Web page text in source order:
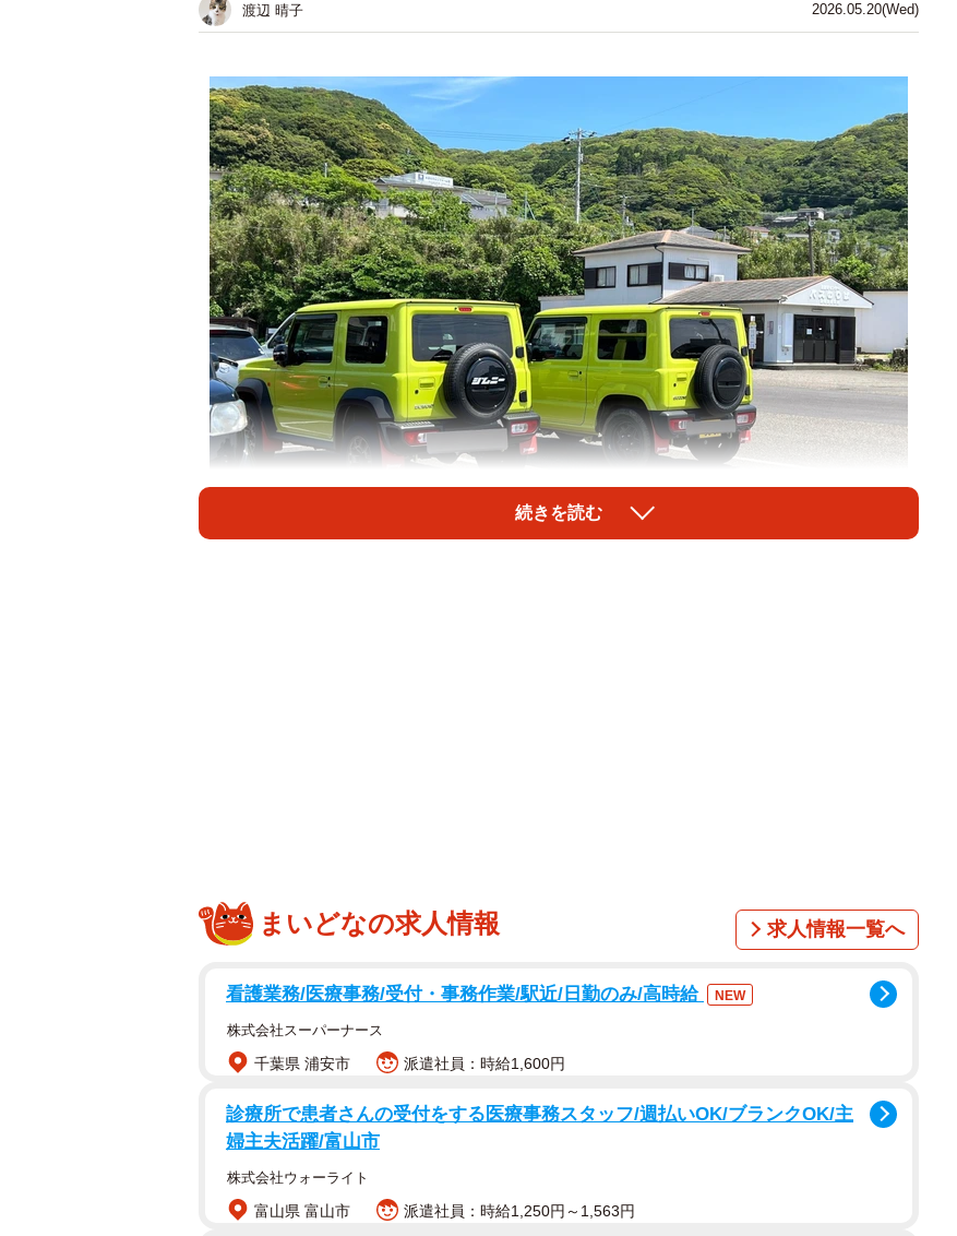
2026.05.20(Wed)
渡辺 晴子
停めたくなる」と反響が広がり、多くの人を笑顔にしました。
「なんで横にわざわざw」お遍路先の駐車場で起きた“事件”
話題の出来事が起きたのは、高知県・足摺岬にある四国八十八ヶ所霊場の金剛福寺を訪れた
ときでした。しかずきんさんは、お参りを終えて駐車場へ戻った際、自分のジムニーの真横
「『なんで横にわざわざw』と呆れながらも笑ってしまいました（笑）」
投稿写真には、ほぼ同じ色味の黄色いジムニーが並ぶ様子が収められており、ぱっと見では
どちらが自分の車なのか迷ってしまいそうな状態に。「一瞬どっちかわからんかった」とい
続きを読む
まいどなの求人情報 求人情報一覧へ
看護業務/医療事務/受付・事務作業/駅近/日勤のみ/高時給 NEW
株式会社スーパーナース
千葉県 浦安市 派遣社員：時給1,600円
診療所で患者さんの受付をする医療事務スタッフ/週払いOK/ブランクOK/主
婦主夫活躍/富山市
株式会社ウォーライト
富山県 富山市 派遣社員：時給1,250円～1,563円